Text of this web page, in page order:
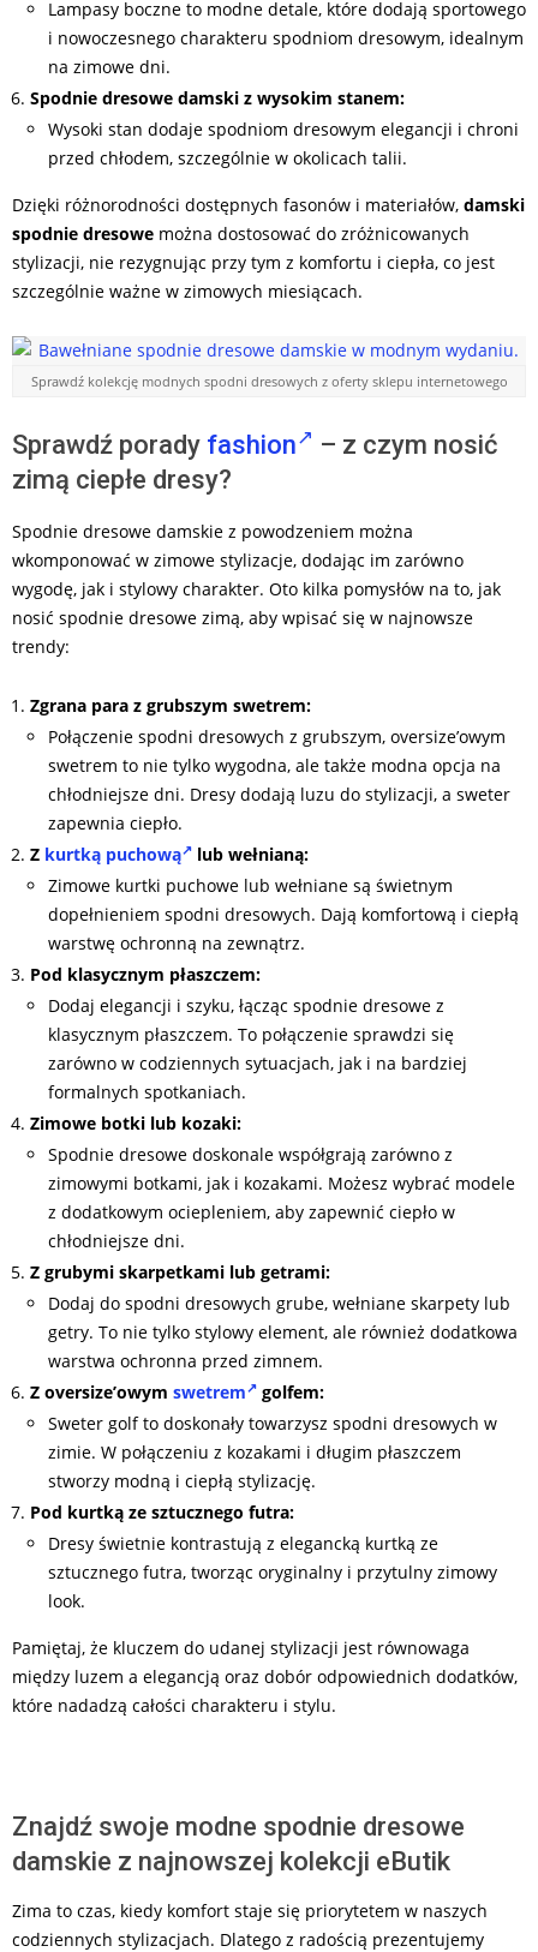
Lampasy boczne to modne detale, które dodają sportowego
i nowoczesnego charakteru spodniom dresowym, idealnym
na zimowe dni.
Spodnie dresowe damski z wysokim stanem:
Wysoki stan dodaje spodniom dresowym elegancji i chroni
przed chłodem, szczególnie w okolicach talii.
Dzięki różnorodności dostępnych fasonów i materiałów, damski
spodnie dresowe można dostosować do zróżnicowanych
stylizacji, nie rezygnując przy tym z komfortu i ciepła, co jest
szczególnie ważne w zimowych miesiącach.
Sprawdź kolekcję modnych spodni dresowych z oferty sklepu internetowego
Sprawdź porady fashion
– z czym nosić
zimą ciepłe dresy?
Spodnie dresowe damskie z powodzeniem można
wkomponować w zimowe stylizacje, dodając im zarówno
wygodę, jak i stylowy charakter. Oto kilka pomysłów na to, jak
nosić spodnie dresowe zimą, aby wpisać się w najnowsze
trendy:
Zgrana para z grubszym swetrem:
Połączenie spodni dresowych z grubszym, oversize’owym
swetrem to nie tylko wygodna, ale także modna opcja na
chłodniejsze dni. Dresy dodają luzu do stylizacji, a sweter
zapewnia ciepło.
Z kurtką puchową
lub wełnianą:
Zimowe kurtki puchowe lub wełniane są świetnym
dopełnieniem spodni dresowych. Dają komfortową i ciepłą
warstwę ochronną na zewnątrz.
Pod klasycznym płaszczem:
Dodaj elegancji i szyku, łącząc spodnie dresowe z
klasycznym płaszczem. To połączenie sprawdzi się
zarówno w codziennych sytuacjach, jak i na bardziej
formalnych spotkaniach.
Zimowe botki lub kozaki:
Spodnie dresowe doskonale współgrają zarówno z
zimowymi botkami, jak i kozakami. Możesz wybrać modele
z dodatkowym ociepleniem, aby zapewnić ciepło w
chłodniejsze dni.
Z grubymi skarpetkami lub getrami:
Dodaj do spodni dresowych grube, wełniane skarpety lub
getry. To nie tylko stylowy element, ale również dodatkowa
warstwa ochronna przed zimnem.
Z oversize’owym swetrem
golfem:
Sweter golf to doskonały towarzysz spodni dresowych w
zimie. W połączeniu z kozakami i długim płaszczem
stworzy modną i ciepłą stylizację.
Pod kurtką ze sztucznego futra:
Dresy świetnie kontrastują z elegancką kurtką ze
sztucznego futra, tworząc oryginalny i przytulny zimowy
look.
Pamiętaj, że kluczem do udanej stylizacji jest równowaga
między luzem a elegancją oraz dobór odpowiednich dodatków,
które nadadzą całości charakteru i stylu.
Znajdź swoje modne spodnie dresowe
damskie z najnowszej kolekcji eButik
Zima to czas, kiedy komfort staje się priorytetem w naszych
codziennych stylizacjach. Dlatego z radością prezentujemy